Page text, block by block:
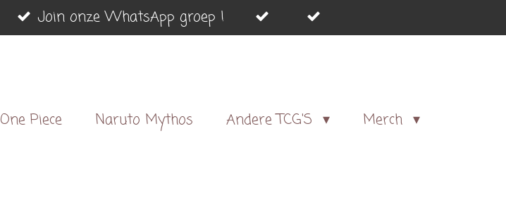
Join onze WhatsApp groep !
One Piece Naruto Mythos Andere TCG'S
Merch